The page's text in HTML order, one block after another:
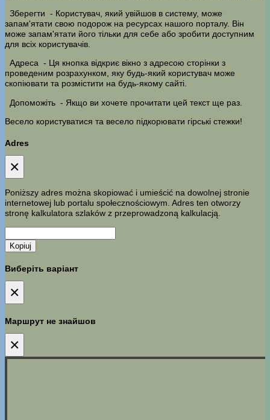
Зберегти - Користувач, який увійшов в систему, може
запам'ятати свою подорож на ресурсах нашого порталу. Він
може запам'ятати його тільки для себе або зробити доступним
для всіх користувачів.
Адреса - Ця кнопка відкриє вікно з адресою сторінки з
проведеним розрахунком, яку будь-який користувач може
скопіювати та розмістити на будь-якому сайті.
Допоможіть - Якщо ви хочете прочитати цей текст ще раз.
Весело користуватися та весело підкорювати гірські стежки!
Adres
×
Poniższy adres można skopiować i umieścić na dowolnej stronie
internetowej lub portalu społecznościowym. Adres ten otworzy
stronę kalkulatora szlaków z przeprowadzoną kalkulacją.
Kopiuj
Виберіть варіант
×
Маршрут не знайшов
×